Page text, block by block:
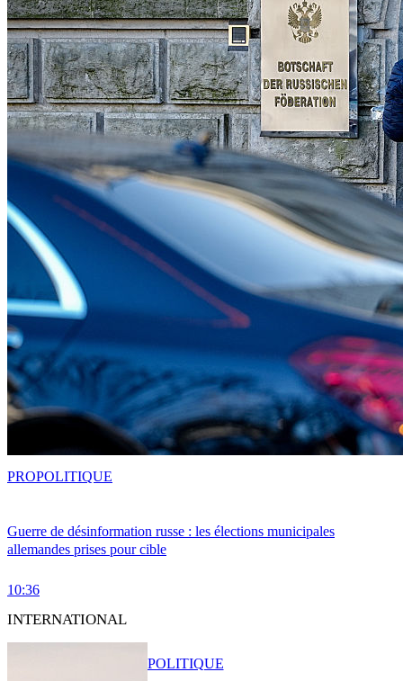
Guerre de désinformation russe : les élections municipales
allemandes prises pour cible
10:36
PROPOLITIQUE
INTERNATIONAL
POLITIQUE